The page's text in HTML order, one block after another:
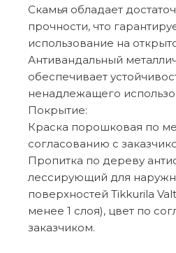
Скамья обладает
прочности, что
использование на
Антивандальный
обеспечивает
ненадлежащего
Покрытие:
Краска порошковая по
согласованию с
Пропитка по дереву
лессирующий для
поверхностей Tikkurila
менее 1 слоя), цвет по
заказчиком.